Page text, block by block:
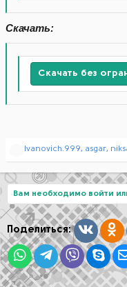
Скачать:
Скачать без
Р
ц
и
и
:
Ivanovich.999, asgar,
Вам необходимо войти
Поделиться:
WhatsAppTelegram
Viber